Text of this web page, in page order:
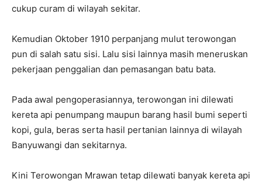
cukup curam di wilayah sekitar.
Kemudian Oktober 1910 perpanjang mulut terowongan
pun di salah satu sisi. Lalu sisi lainnya masih meneruskan
pekerjaan penggalian dan pemasangan batu bata.
Pada awal pengoperasiannya, terowongan ini dilewati
kereta api penumpang maupun barang hasil bumi seperti
kopi, gula, beras serta hasil pertanian lainnya di wilayah
Banyuwangi dan sekitarnya.
Kini Terowongan Mrawan tetap dilewati banyak kereta api